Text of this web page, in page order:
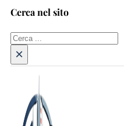
Cerca nel sito
Cerca
×